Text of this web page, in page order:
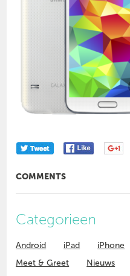
COMMENTS
Categorieen
Android iPad iPhone
Meet & Greet
Nieuws